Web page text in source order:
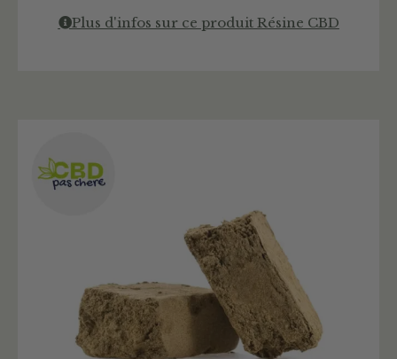
Plus d'infos sur ce produit Résine CBD